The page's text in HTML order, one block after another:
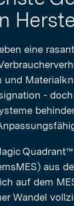
eine
und
-
aus
auf dem
Wandel